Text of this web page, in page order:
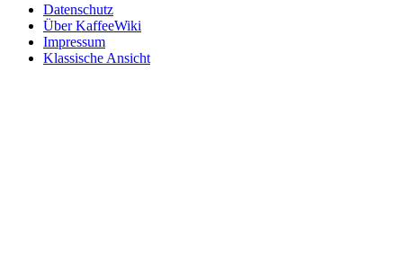
Datenschutz
Über KaffeeWiki
Impressum
Klassische Ansicht